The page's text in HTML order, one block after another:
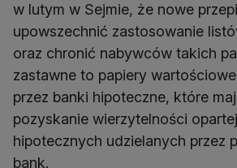
w lutym w Sejmie, że nowe
upowszechnić zastosowanie
oraz chronić nabywców takich
zastawne to papiery
przez banki hipoteczne, które
pozyskanie wierzytelności
hipotecznych udzielanych przez
bank.